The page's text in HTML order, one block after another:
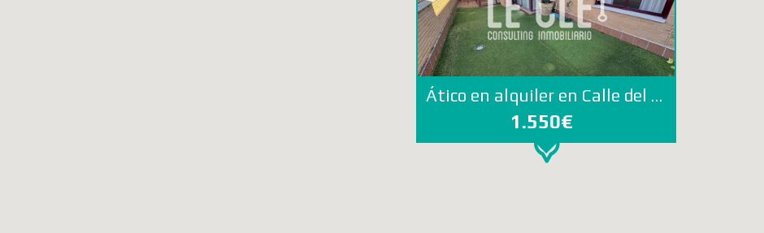
Ático en alquiler en Calle del doctor Ángel Olivares
1.550€